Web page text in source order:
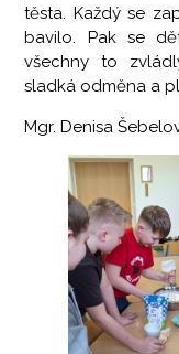
těsta. Každý se
bavilo. Pak se
všechny to
sladká odměna a
Mgr. Denisa